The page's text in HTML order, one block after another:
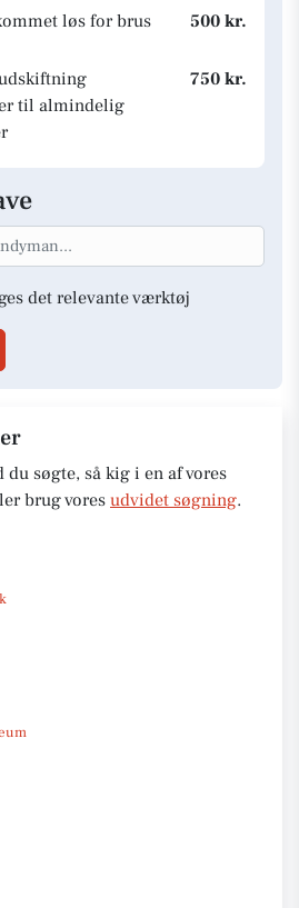
løs for brus
500 kr.
til almindelig
750 kr.
det relevante værktøj
du søgte, så kig i en af vores
brug vores udvidet søgning.